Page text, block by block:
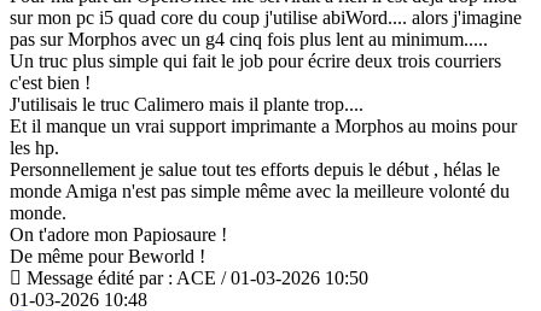
sur mon pc i5 quad core du coup j'utilise abiWord.... alors j'imagine
pas sur Morphos avec un g4 cinq fois plus lent au minimum.....
Un truc plus simple qui fait le job pour écrire deux trois courriers
c'est bien !
J'utilisais le truc Calimero mais il plante trop....
Et il manque un vrai support imprimante a Morphos au moins pour
les hp.
Personnellement je salue tout tes efforts depuis le début , hélas le
monde Amiga n'est pas simple même avec la meilleure volonté du
monde.
On t'adore mon Papiosaure !
De même pour Beworld !
Message édité par : ACE / 01-03-2026 10:50
01-03-2026 10:48